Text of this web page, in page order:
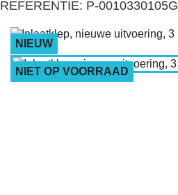
REFERENTIE: P-0010330105G
NIEUW
NIET OP VOORRAAD